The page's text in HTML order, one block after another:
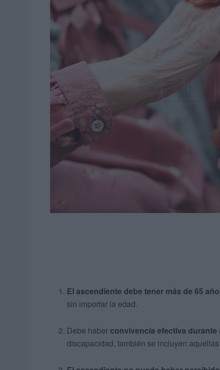
El ascendiente debe tener más de 65
sin importar la edad.
Debe haber convivencia efectiva
discapacidad, también se incluyen